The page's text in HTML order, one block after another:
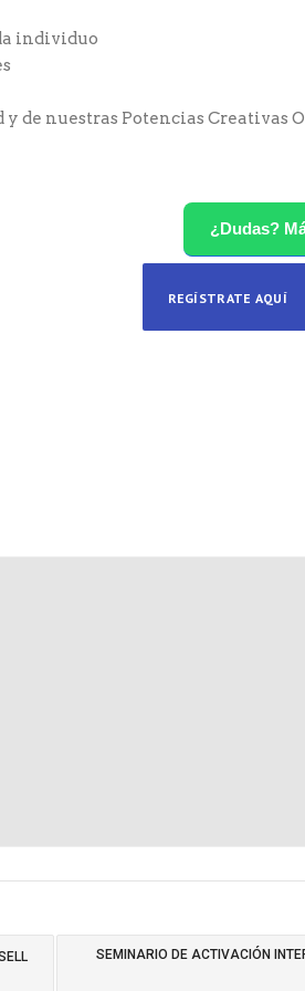
individuo
de nuestras Potencias Creativas
¿Dudas?
REGÍSTRATE AQUÍ
SEMINARIO DE ACTIVACIÓN